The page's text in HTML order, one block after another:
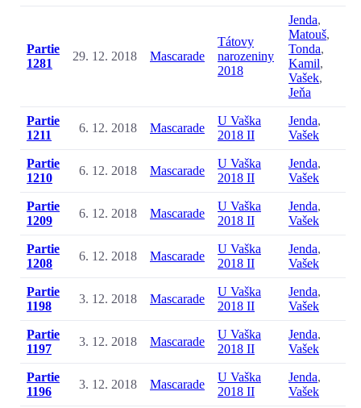
Partie
1281
29. 12. 2018 Mascarade
Tátovy
narozeniny
2018
Jenda,
Matouš,
Tonda,
Kamil,
Vašek,
Jeňa
Partie
1211
6. 12. 2018 Mascarade
U Vaška
2018 II
Jenda,
Vašek
Partie
1210
6. 12. 2018 Mascarade
U Vaška
2018 II
Jenda,
Vašek
Partie
1209
6. 12. 2018 Mascarade
U Vaška
2018 II
Jenda,
Vašek
Partie
1208
6. 12. 2018 Mascarade
U Vaška
2018 II
Jenda,
Vašek
Partie
1198
3. 12. 2018 Mascarade
U Vaška
2018 II
Jenda,
Vašek
Partie
1197
3. 12. 2018 Mascarade
U Vaška
2018 II
Jenda,
Vašek
Partie
1196
3. 12. 2018 Mascarade
U Vaška
2018 II
Jenda,
Vašek